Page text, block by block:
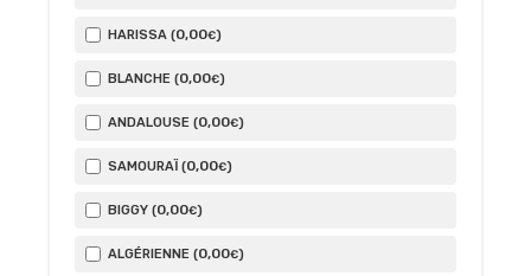
HARISSA (0,00€)
BLANCHE (0,00€)
ANDALOUSE (0,00€)
SAMOURAÏ (0,00€)
BIGGY (0,00€)
ALGÉRIENNE (0,00€)